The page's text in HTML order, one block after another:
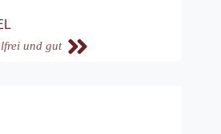
und gut